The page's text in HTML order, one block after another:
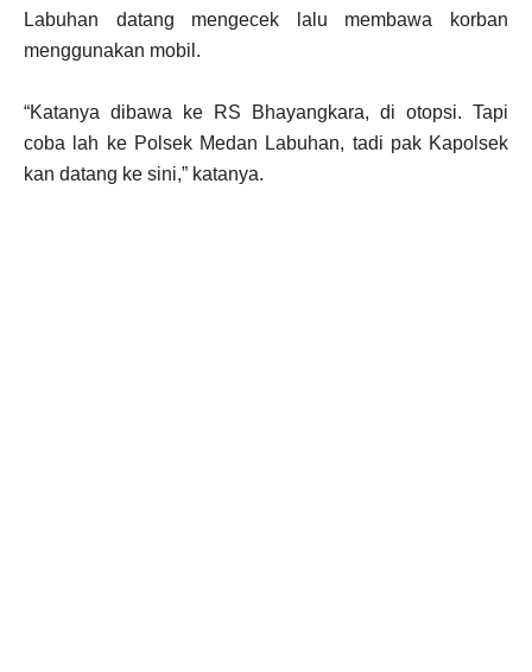
Labuhan datang mengecek lalu membawa korban
menggunakan mobil.
“Katanya dibawa ke RS Bhayangkara, di otopsi. Tapi
coba lah ke Polsek Medan Labuhan, tadi pak Kapolsek
kan datang ke sini,” katanya.